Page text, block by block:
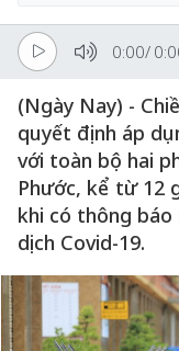
0:00/
(Ngày Nay) -
quyết định áp
với toàn bộ hai
Phước, kể từ 12
khi có thông
dịch Covid-19.